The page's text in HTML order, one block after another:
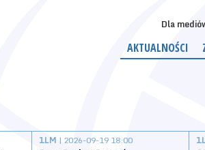
Dla
AKTUALNOŚCI
1LM | 2026-09-19 18:00